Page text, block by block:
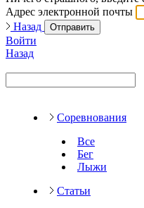
Адрес электронной почты
Назад
Отправить
Войти
Назад
Соревнования
Все
Бег
Лыжи
Статьи